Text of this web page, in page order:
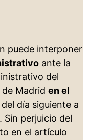
puede interponer
ante la
del
Madrid en el
día siguiente a
perjuicio del
en el artículo